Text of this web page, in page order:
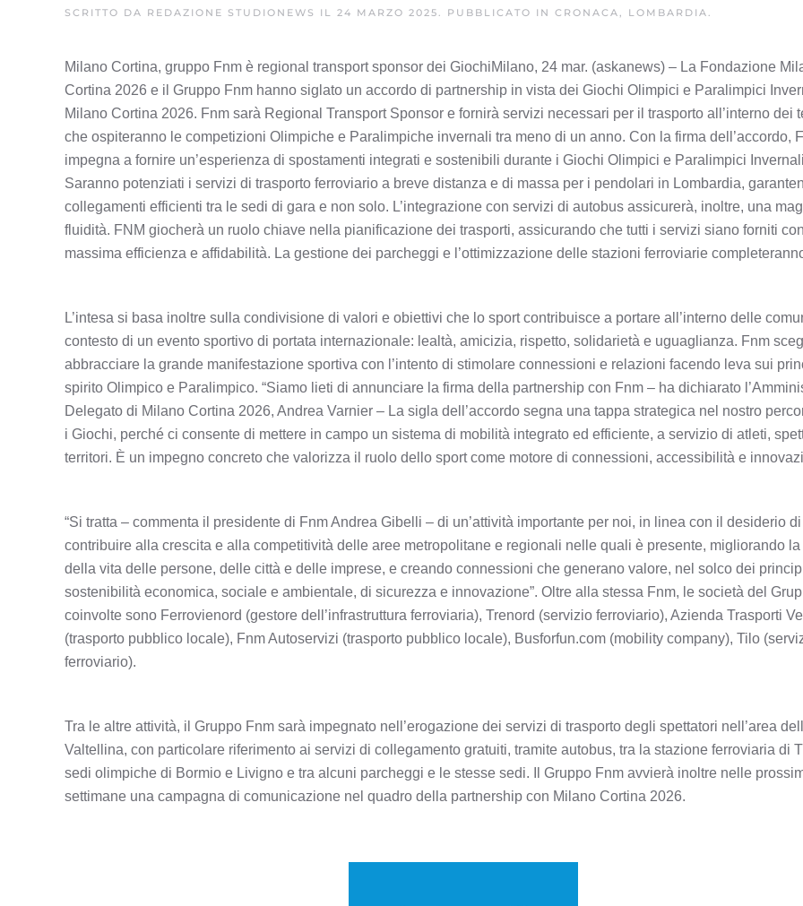
SCRITTO DA REDAZIONE STUDIONEWS IL 24 MARZO 2025. PUBBLICATO IN CRONACA, LOMBARDIA.
Milano Cortina, gruppo Fnm è regional transport sponsor dei GiochiMilano, 24 mar. (askanews) – La Fondazione
Cortina 2026 e il Gruppo Fnm hanno siglato un accordo di partnership in vista dei Giochi Olimpici e Paralimpici
Milano Cortina 2026. Fnm sarà Regional Transport Sponsor e fornirà servizi necessari per il trasporto all’interno dei
che ospiteranno le competizioni Olimpiche e Paralimpiche invernali tra meno di un anno. Con la firma dell’accordo,
impegna a fornire un’esperienza di spostamenti integrati e sostenibili durante i Giochi Olimpici e Paralimpici
Saranno potenziati i servizi di trasporto ferroviario a breve distanza e di massa per i pendolari in Lombardia,
collegamenti efficienti tra le sedi di gara e non solo. L’integrazione con servizi di autobus assicurerà, inoltre, una
fluidità. FNM giocherà un ruolo chiave nella pianificazione dei trasporti, assicurando che tutti i servizi siano forniti
massima efficienza e affidabilità. La gestione dei parcheggi e l’ottimizzazione delle stazioni ferroviarie
L’intesa si basa inoltre sulla condivisione di valori e obiettivi che lo sport contribuisce a portare all’interno delle
contesto di un evento sportivo di portata internazionale: lealtà, amicizia, rispetto, solidarietà e uguaglianza. Fnm
abbracciare la grande manifestazione sportiva con l’intento di stimolare connessioni e relazioni facendo leva sui
spirito Olimpico e Paralimpico. “Siamo lieti di annunciare la firma della partnership con Fnm – ha dichiarato
Delegato di Milano Cortina 2026, Andrea Varnier – La sigla dell’accordo segna una tappa strategica nel nostro
i Giochi, perché ci consente di mettere in campo un sistema di mobilità integrato ed efficiente, a servizio di atleti,
territori. È un impegno concreto che valorizza il ruolo dello sport come motore di connessioni, accessibilità e
“Si tratta – commenta il presidente di Fnm Andrea Gibelli – di un’attività importante per noi, in linea con il desiderio
contribuire alla crescita e alla competitività delle aree metropolitane e regionali nelle quali è presente, migliorando
della vita delle persone, delle città e delle imprese, e creando connessioni che generano valore, nel solco dei
sostenibilità economica, sociale e ambientale, di sicurezza e innovazione”. Oltre alla stessa Fnm, le società del
coinvolte sono Ferrovienord (gestore dell’infrastruttura ferroviaria), Trenord (servizio ferroviario), Azienda Trasporti
(trasporto pubblico locale), Fnm Autoservizi (trasporto pubblico locale), Busforfun.com (mobility company), Tilo
ferroviario).
Tra le altre attività, il Gruppo Fnm sarà impegnato nell’erogazione dei servizi di trasporto degli spettatori nell’area
Valtellina, con particolare riferimento ai servizi di collegamento gratuiti, tramite autobus, tra la stazione ferroviaria di
sedi olimpiche di Bormio e Livigno e tra alcuni parcheggi e le stesse sedi. Il Gruppo Fnm avvierà inoltre nelle
settimane una campagna di comunicazione nel quadro della partnership con Milano Cortina 2026.